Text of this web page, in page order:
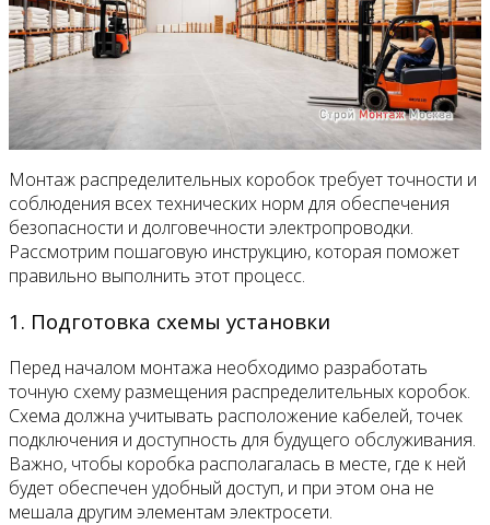
Монтаж распределительных коробок требует точности и
соблюдения всех технических норм для обеспечения
безопасности и долговечности электропроводки.
Рассмотрим пошаговую инструкцию, которая поможет
правильно выполнить этот процесс.
1. Подготовка схемы установки
Перед началом монтажа необходимо разработать
точную схему размещения распределительных коробок.
Схема должна учитывать расположение кабелей, точек
подключения и доступность для будущего обслуживания.
Важно, чтобы коробка располагалась в месте, где к ней
будет обеспечен удобный доступ, и при этом она не
мешала другим элементам электросети.